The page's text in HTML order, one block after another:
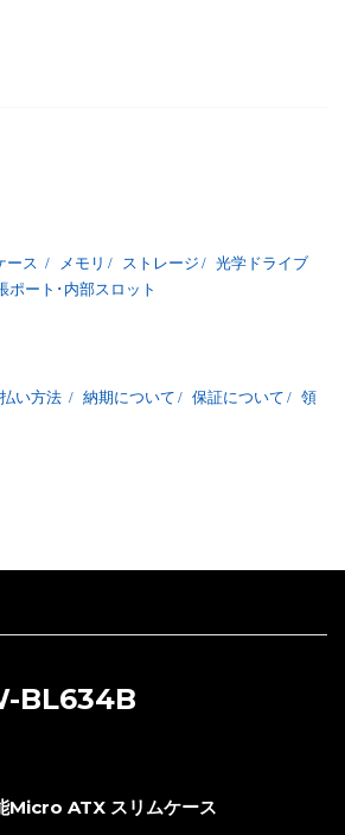
ース / メモリ / ストレージ / 光学ドライブ
ポート･内部スロット
い方法 / 納期について / 保証について / 領
BL634B
Micro ATX スリムケース